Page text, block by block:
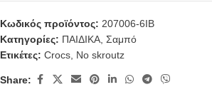
Κωδικός προϊόντος: 207006-6ΙΒ
Κατηγορίες: ΠΑΙΔΙΚΑ Σαμπό
Ετικέτες: Crocs No skroutz
Share: